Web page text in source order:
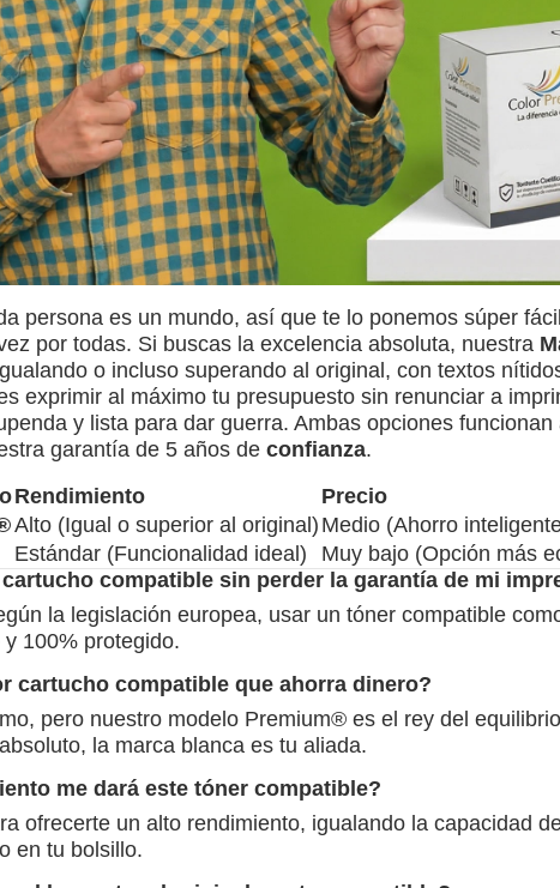
persona es un mundo, así que te lo ponemos súper
por todas. Si buscas la excelencia absoluta, nuestra
o incluso superando al original, con textos
exprimir al máximo tu presupuesto sin renunciar a
y lista para dar guerra. Ambas opciones
garantía de 5 años de confianza.
Rendimiento Precio
Alto (Igual o superior al original) Medio (Ahorro
Estándar (Funcionalidad ideal) Muy bajo (Opción más
compatible sin perder la garantía de mi
la legislación europea, usar un tóner compatible
100% protegido.
cartucho compatible que ahorra dinero?
pero nuestro modelo Premium® es el rey del
la marca blanca es tu aliada.
me dará este tóner compatible?
ofrecerte un alto rendimiento, igualando la capacidad
en tu bolsillo.